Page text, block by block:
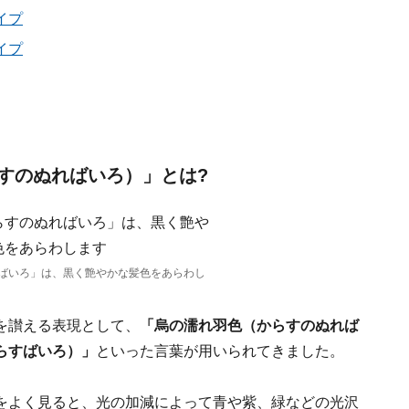
プ
プ
のぬればいろ）」とは?
いろ」は、黒く艶やかな髪色をあらわし
える表現として、
「烏の濡れ羽色（からすのぬれば
ばいろ）」 といった言葉が用いられてきました。
く見ると、光の加減によって青や紫、緑などの光沢